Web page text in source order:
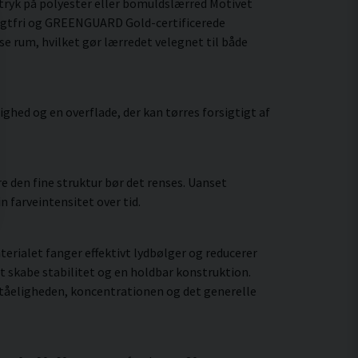
og GREENGUARD Gold-certificerede
rum, hvilket gør lærredet velegnet til både
og en overflade, der kan tørres forsigtigt af
den fine struktur bør det renses. Uanset
farveintensitet over tid.
fanger effektivt lydbølger og reducerer
skabe stabilitet og en holdbar konstruktion.
koncentrationen og det generelle